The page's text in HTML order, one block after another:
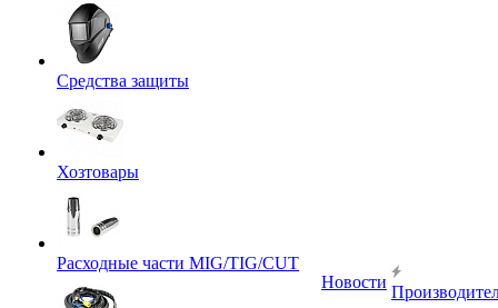
Средства защиты
Хозтовары
Расходные части MIG/TIG/CUT
Новости